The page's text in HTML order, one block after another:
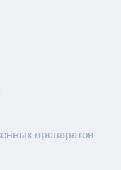
препаратов